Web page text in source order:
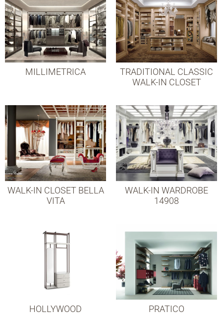
MILLIMETRICA
TRADITIONAL CLASSIC
WALK-IN CLOSET
WALK-IN CLOSET BELLA
VITA
WALK-IN WARDROBE
14908
HOLLYWOOD PRATICO